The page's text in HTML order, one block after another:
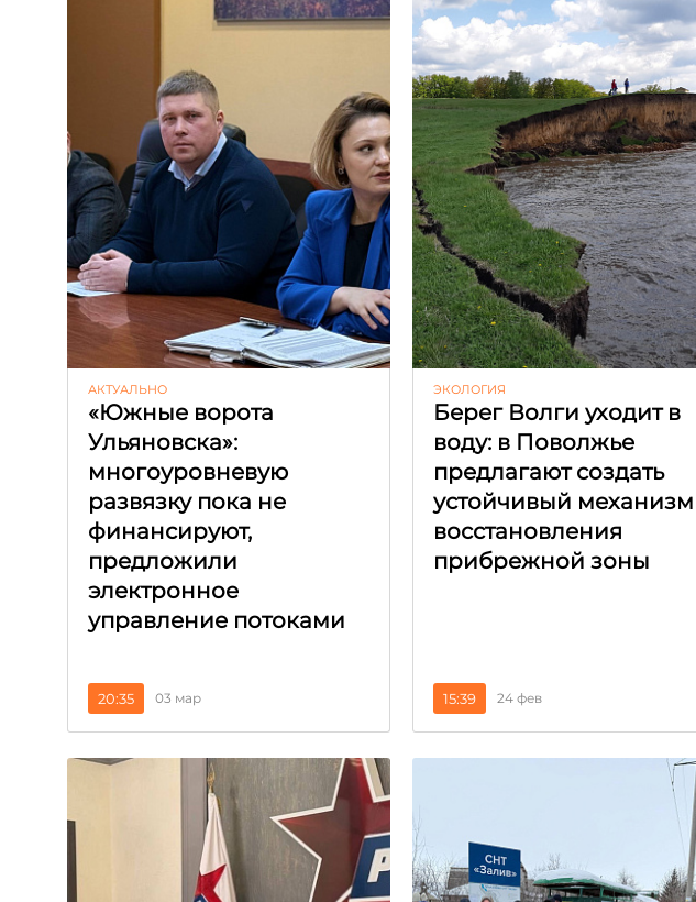
АКТУАЛЬНО
«Южные ворота
Ульяновска»:
многоуровневую
развязку пока не
финансируют,
предложили
электронное
управление потоками
20:35 03 мар
ЭКОЛОГИЯ
Берег Волги уходит в
воду: в Поволжье
предлагают создать
устойчивый механизм
восстановления
прибрежной зоны
15:39 24 фев